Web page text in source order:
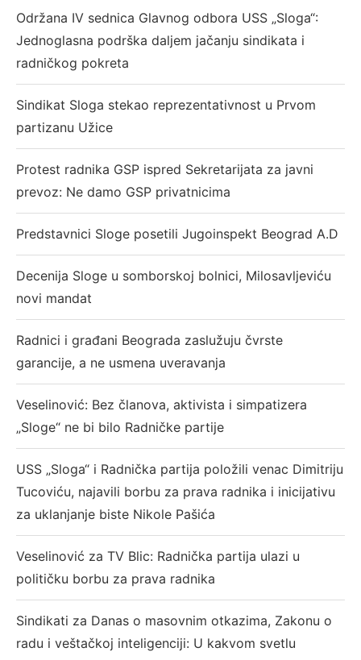
Održana IV sednica Glavnog odbora USS „Sloga“:
Jednoglasna podrška daljem jačanju sindikata i
radničkog pokreta
Sindikat Sloga stekao reprezentativnost u Prvom
partizanu Užice
Protest radnika GSP ispred Sekretarijata za javni
prevoz: Ne damo GSP privatnicima
Predstavnici Sloge posetili Jugoinspekt Beograd A.D
Decenija Sloge u somborskoj bolnici, Milosavljeviću
novi mandat
Radnici i građani Beograda zaslužuju čvrste
garancije, a ne usmena uveravanja
Veselinović: Bez članova, aktivista i simpatizera
„Sloge“ ne bi bilo Radničke partije
USS „Sloga“ i Radnička partija položili venac Dimitriju
Tucoviću, najavili borbu za prava radnika i inicijativu
za uklanjanje biste Nikole Pašića
Veselinović za TV Blic: Radnička partija ulazi u
političku borbu za prava radnika
Sindikati za Danas o masovnim otkazima, Zakonu o
radu i veštačkoj inteligenciji: U kakvom svetlu